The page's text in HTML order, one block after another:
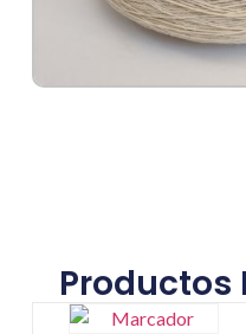
Productos